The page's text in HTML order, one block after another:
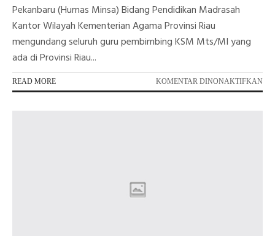
Pekanbaru (Humas Minsa) Bidang Pendidikan Madrasah
Kantor Wilayah Kementerian Agama Provinsi Riau
mengundang seluruh guru pembimbing KSM Mts/MI yang
ada di Provinsi Riau...
READ MORE KOMENTAR DINONAKTIFKAN